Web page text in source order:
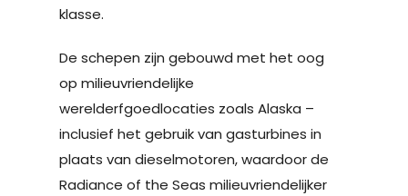
klasse.
De schepen zijn gebouwd met het oog
op milieuvriendelijke
werelderfgoedlocaties zoals Alaska –
inclusief het gebruik van gasturbines in
plaats van dieselmotoren, waardoor de
Radiance of the Seas milieuvriendelijker